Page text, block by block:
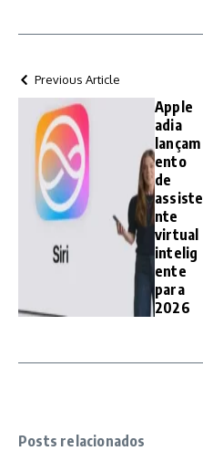
Previous Article
Apple
adia
lançam
ento
de
assiste
nte
virtual
intelig
ente
para
2026
Posts relacionados